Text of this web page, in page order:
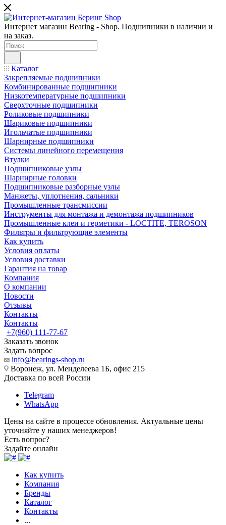
Интернет магазин Bearing - Shop. Подшипники в наличии и
на заказ.
Каталог
Закрепляемые подшипники
Комбинированные подшипники
Низкотемпературные подшипники
Сверхточные подшипники
Роликовые подшипники
Шариковые подшипники
Игольчатые подшипники
Шарнирные подшипники
Системы линейного перемещения
Втулки
Подшипниковые узлы
Шарнирные головки
Подшипниковые разборные узлы
Манжеты, уплотнения, сальники
Промышленные трансмиссии
Инструменты для монтажа и демонтажа подшипников
Промышленные клеи и герметики - LOCTITE, TEROSON
Фильтры и фильтрующие элементы
Как купить
Условия оплаты
Условия доставки
Гарантия на товар
Компания
О компании
Новости
Отзывы
Контакты
Контакты
+7(960) 111-77-67
Заказать звонок
Задать вопрос
info@bearings-shop.ru
Воронеж, ул. Менделеева 1Б, офис 215
Доставка по всей России
Telegram
WhatsApp
Цены на сайте в процессе обновления. Актуальные цены
уточняйте у наших менеджеров!
Есть вопрос?
Задайте онлайн
Как купить
Компания
Бренды
Каталог
Контакты
...